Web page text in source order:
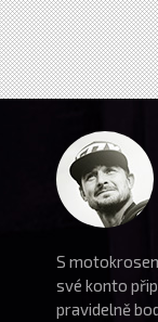
S
své konto
pravidelně